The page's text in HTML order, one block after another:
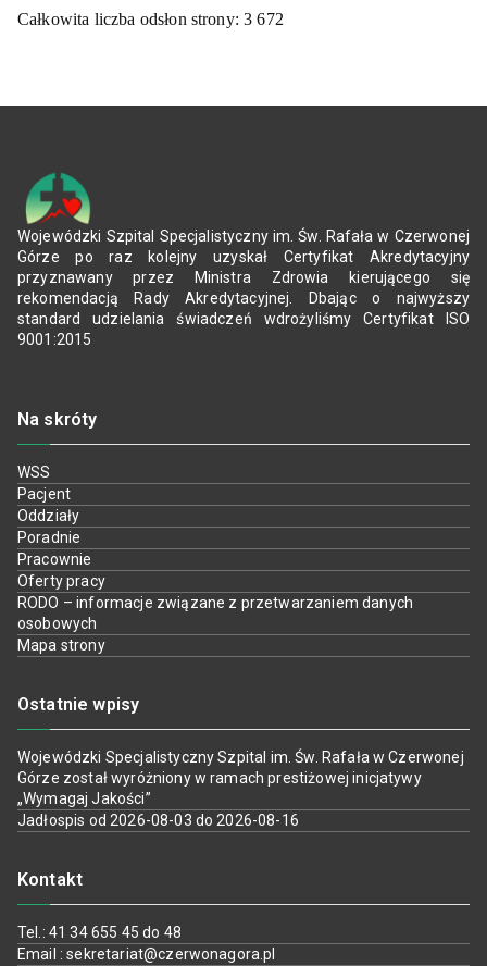
Całkowita liczba odsłon strony:3 672
Wojewódzki Szpital Specjalistyczny im. Św. Rafała w Czerwonej
Górze po raz kolejny uzyskał Certyfikat Akredytacyjny
przyznawany przez Ministra Zdrowia kierującego się
rekomendacją Rady Akredytacyjnej. Dbając o najwyższy
standard udzielania świadczeń wdrożyliśmy Certyfikat ISO
9001:2015
Na skróty
WSS
Pacjent
Oddziały
Poradnie
Pracownie
Oferty pracy
RODO – informacje związane z przetwarzaniem danych
osobowych
Mapa strony
Ostatnie wpisy
Wojewódzki Specjalistyczny Szpital im. Św. Rafała w Czerwonej
Górze został wyróżniony w ramach prestiżowej inicjatywy
„Wymagaj Jakości”
Jadłospis od 2026-08-03 do 2026-08-16
Kontakt
Tel.: 41 34 655 45 do 48
Email : sekretariat@czerwonagora.pl